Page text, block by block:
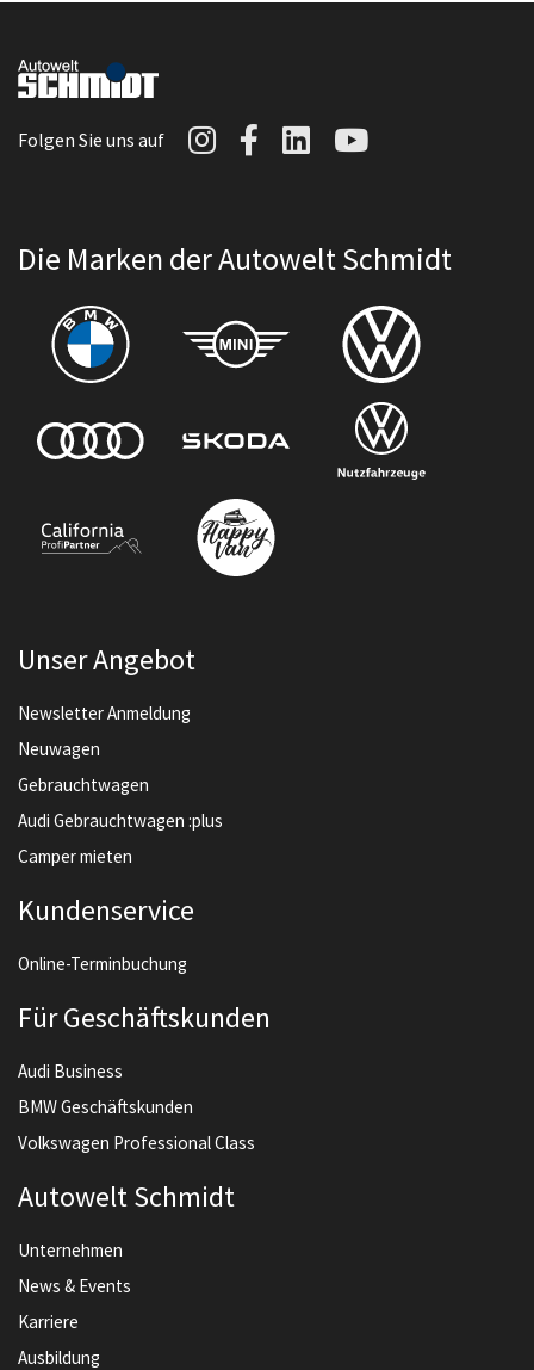
Folgen Sie uns auf Autowelt Schmidt auf
Autowelt Schmidt
AutoweltAutowelt
Die Marken der Autowelt Schmidt
Unser Angebot
Newsletter Anmeldung
Neuwagen
Gebrauchtwagen
Audi Gebrauchtwagen :plus
Camper mieten
Kundenservice
Online-Terminbuchung
Für Geschäftskunden
Audi Business
BMW Geschäftskunden
Volkswagen Professional Class
Autowelt Schmidt
Unternehmen
News & Events
Karriere
Ausbildung